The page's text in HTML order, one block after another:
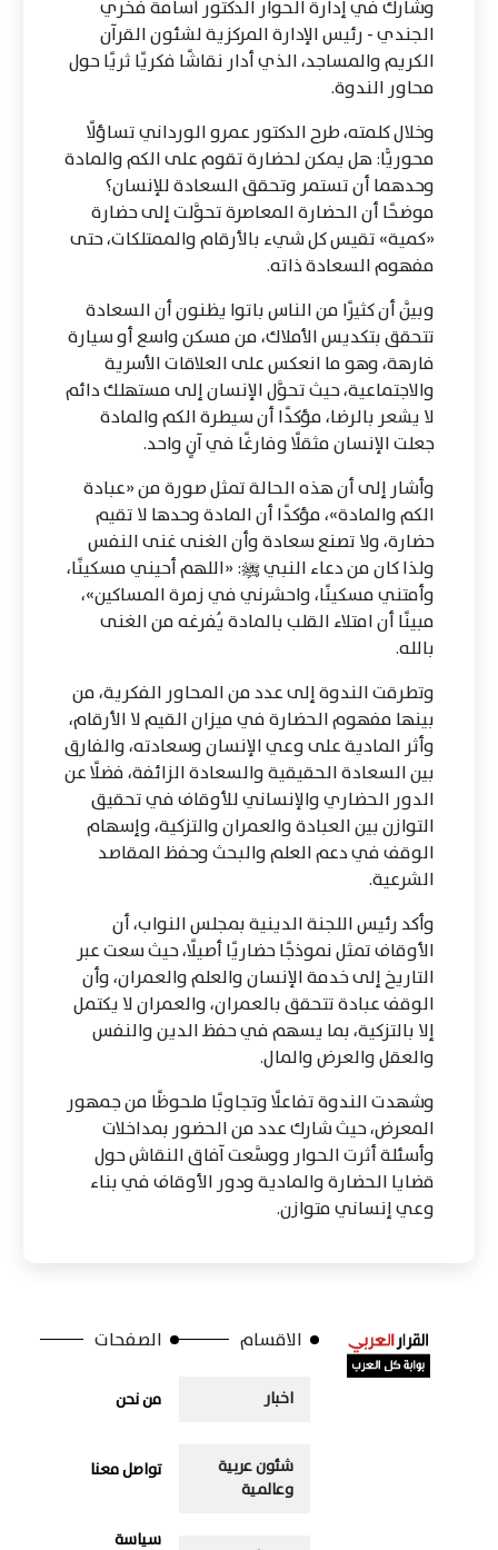
وشارك في إدارة الحوار الدكتور أسامة فخري
الجندي - رئيس الإدارة المركزية لشئون القرآن
الكريم والمساجد، الذي أدار نقاشًا فكريًا ثريًا حول
محاور الندوة.
وخلال كلمته، طرح الدكتور عمرو الورداني تساؤلًا
محوريًّا: هل يمكن لحضارة تقوم على الكم والمادة
وحدهما أن تستمر وتحقق السعادة للإنسان؟
موضحًا أن الحضارة المعاصرة تحوَّلت إلى حضارة
«كمية» تقيس كل شيء بالأرقام والممتلكات، حتى
مفهوم السعادة ذاته.
وبيَّن أن كثيرًا من الناس باتوا يظنون أن السعادة
تتحقق بتكديس الأملاك، من مسكن واسع أو سيارة
فارهة، وهو ما انعكس على العلاقات الأسرية
والاجتماعية، حيث تحوَّل الإنسان إلى مستهلك دائم
لا يشعر بالرضا، مؤكدًا أن سيطرة الكم والمادة
جعلت الإنسان مثقلًا وفارغًا في آنٍ واحد.
وأشار إلى أن هذه الحالة تمثل صورة من «عبادة
الكم والمادة»، مؤكدًا أن المادة وحدها لا تقيم
حضارة، ولا تصنع سعادة وأن الغنى غنى النفس
ولذا كان من دعاء النبي ﷺ: «اللهم أحيني مسكينًا،
وأمتني مسكينًا، واحشرني في زمرة المساكين»،
مبينًا أن امتلاء القلب بالمادة يُفرغه من الغنى
بالله.
وتطرقت الندوة إلى عدد من المحاور الفكرية، من
بينها مفهوم الحضارة في ميزان القيم لا الأرقام،
وأثر المادية على وعي الإنسان وسعادته، والفارق
بين السعادة الحقيقية والسعادة الزائفة، فضلًا عن
الدور الحضاري والإنساني للأوقاف في تحقيق
التوازن بين العبادة والعمران والتزكية، وإسهام
الوقف في دعم العلم والبحث وحفظ المقاصد
الشرعية.
وأكد رئيس اللجنة الدينية بمجلس النواب، أن
الأوقاف تمثل نموذجًا حضاريًا أصيلًا، حيث سعت عبر
التاريخ إلى خدمة الإنسان والعلم والعمران، وأن
الوقف عبادة تتحقق بالعمران، والعمران لا يكتمل
إلا بالتزكية، بما يسهم في حفظ الدين والنفس
والعقل والعرض والمال.
وشهدت الندوة تفاعلًا وتجاوبًا ملحوظًا من جمهور
المعرض، حيث شارك عدد من الحضور بمداخلات
وأسئلة أثرت الحوار ووسَّعت آفاق النقاش حول
قضايا الحضارة والمادية ودور الأوقاف في بناء
وعي إنساني متوازن.
الاقسام
اخبار
شئون عربية
وعالمية
الصفحات
من نحن
تواصل معنا
سياسة